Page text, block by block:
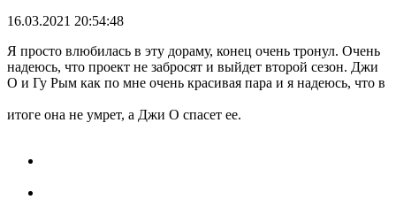
16.03.2021 20:54:48
Я просто влюбилась в эту дораму, конец очень тронул. Очень
надеюсь, что проект не забросят и выйдет второй сезон. Джи
О и Гу Рым как по мне очень красивая пара и я надеюсь, что в
итоге она не умрет, а Джи О спасет ее.